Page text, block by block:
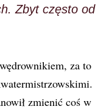
Zbyt często od
za to
zmienić coś w